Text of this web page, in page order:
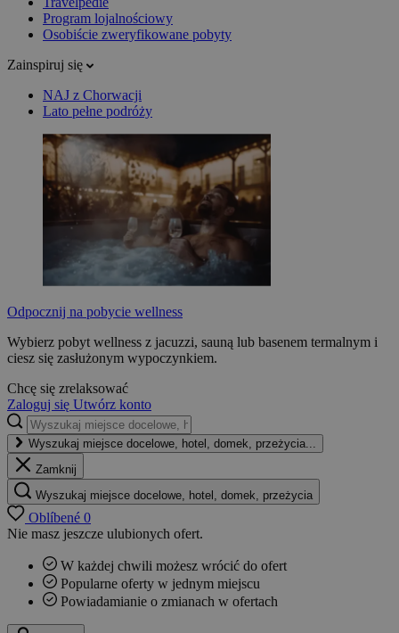
Program lojalnościowy
Osobiście zweryfikowane pobyty
Zainspiruj się
NAJ z Chorwacji
Lato pełne podróży
Odpocznij na pobycie wellness
Wybierz pobyt wellness z jacuzzi, sauną lub basenem termalnym i
ciesz się zasłużonym wypoczynkiem.
Chcę się zrelaksować
Zaloguj się Utwórz konto
Wyszukaj miejsce docelowe, hotel, domek, przeżycia...
Zamknij
Wyszukaj miejsce docelowe, hotel, domek, przeżycia
Oblíbené 0
Nie masz jeszcze ulubionych ofert.
W każdej chwili możesz wrócić do ofert
Popularne oferty w jednym miejscu
Powiadamianie o zmianach w ofertach